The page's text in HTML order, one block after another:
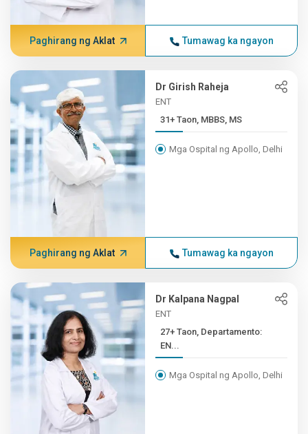
Paghirang ng Aklat Tumawag ka ngayon
Dr Girish Raheja
ENT
31+ Taon, MBBS, MS
Mga Ospital ng Apollo, Delhi
Paghirang ng Aklat Tumawag ka ngayon
Dr Kalpana Nagpal
ENT
27+ Taon, Departamento:
EN...
Mga Ospital ng Apollo, Delhi